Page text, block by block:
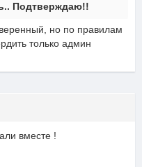
Подтверждаю!!
но по правилам
только админ
вместе !